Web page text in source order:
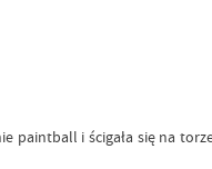
paintball i ścigała się na